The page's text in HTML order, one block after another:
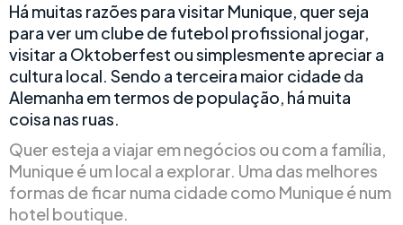
Há muitas razões para visitar Munique, quer seja
para ver um clube de futebol profissional jogar,
visitar a Oktoberfest ou simplesmente apreciar a
cultura local. Sendo a terceira maior cidade da
Alemanha em termos de população, há muita
coisa nas ruas.
Quer esteja a viajar em negócios ou com a família,
Munique é um local a explorar. Uma das melhores
formas de ficar numa cidade como Munique é num
hotel boutique.